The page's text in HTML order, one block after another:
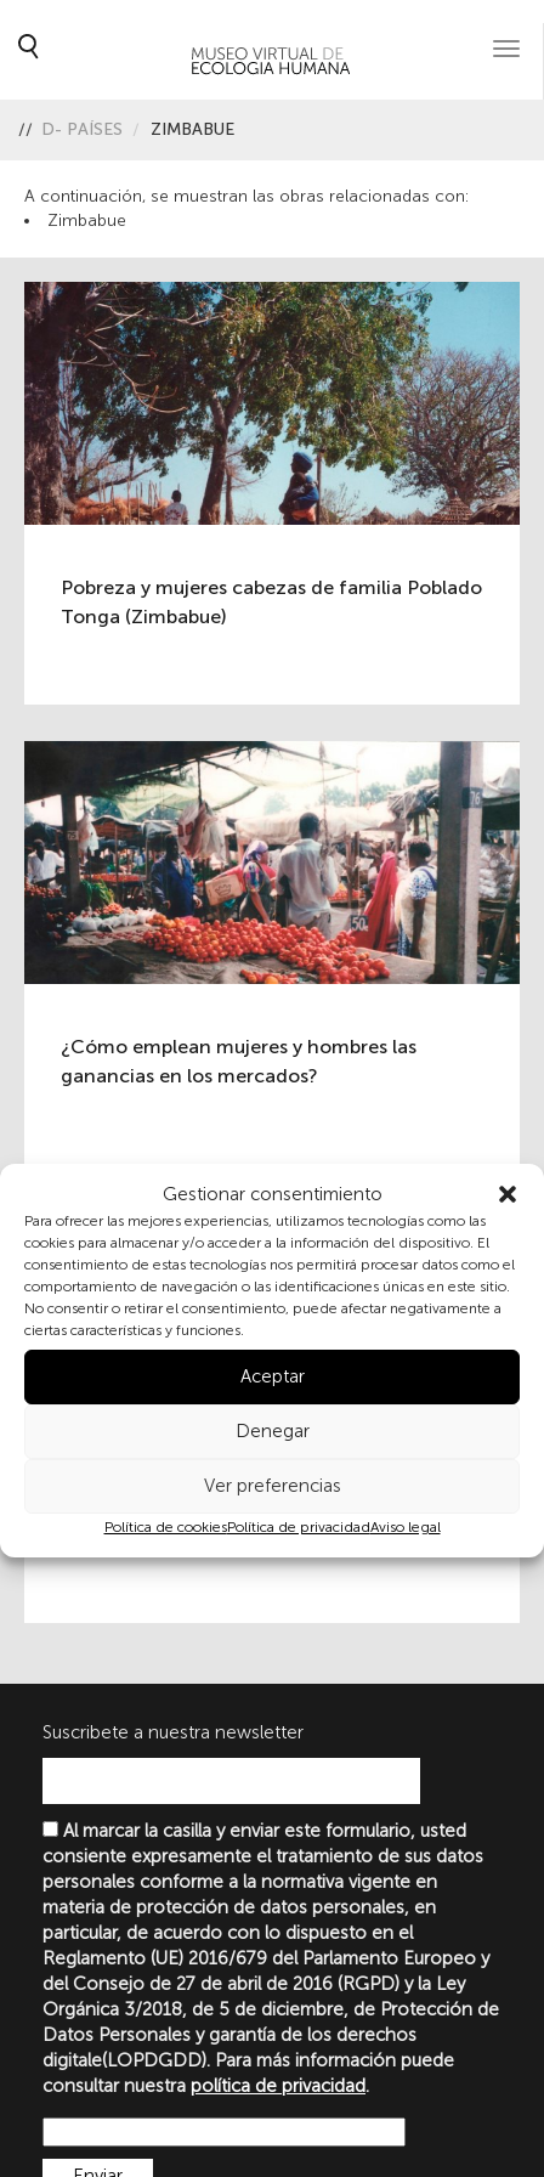
Gestionar consentimiento
Para ofrecer las mejores experiencias, utilizamos tecnologías como las
cookies para almacenar y/o acceder a la información del dispositivo. El
consentimiento de estas tecnologías nos permitirá procesar datos como el
comportamiento de navegación o las identificaciones únicas en este sitio.
No consentir o retirar el consentimiento, puede afectar negativamente a
ciertas características y funciones.
Aceptar
Denegar
Ver preferencias
Política de cookiesPolítica de privacidadAviso legal
// D- PAÍSES ZIMBABUE
A continuación, se muestran las obras relacionadas con:
Zimbabue
Pobreza y mujeres cabezas de familia Poblado
Tonga (Zimbabue)
¿Cómo emplean mujeres y hombres las
ganancias en los mercados?
los alimentos (Zimbabue)
Suscribete a nuestra newsletter
Al marcar la casilla y enviar este formulario, usted
consiente expresamente el tratamiento de sus datos
personales conforme a la normativa vigente en
materia de protección de datos personales, en
particular, de acuerdo con lo dispuesto en el
Reglamento (UE) 2016/679 del Parlamento Europeo y
del Consejo de 27 de abril de 2016 (RGPD) y la Ley
Orgánica 3/2018, de 5 de diciembre, de Protección de
Datos Personales y garantía de los derechos
digitale(LOPDGDD). Para más información puede
consultar nuestra política de privacidad.